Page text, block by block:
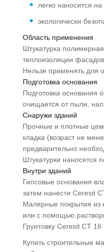
легко наносится
экологически
Область применения
Штукатурка
теплоизоляции
Нельзя применять для
Подготовка основания
Подготовка
очищается от пыли,
Снаружи зданий
Прочные и плотные
кладка (возраст не
предварительно
Штукатурки наносятся
Внутри зданий
Гипсовые основания
затем нанести Ceresit
Малярные покрытия из
или с помощью
Грунтовку Ceresit CT
Купить строительные